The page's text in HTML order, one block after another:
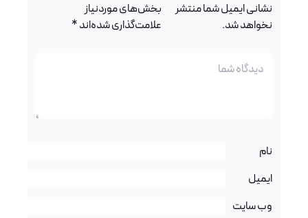
نشانی ایمیل شما منتشر
نخواهد شد.
بخش‌های موردنیاز
علامت‌گذاری شده‌اند*
نام
ایمیل
وب‌ سایت